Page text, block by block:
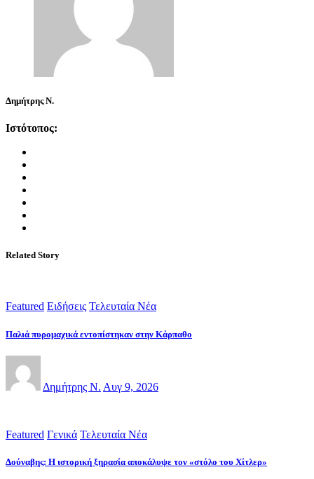
Δημήτρης Ν.
Ιστότοπος:
Related Story
Featured Ειδήσεις Τελευταία Νέα
Παλιά πυρομαχικά εντοπίστηκαν στην Κάρπαθο
Δημήτρης Ν. Αυγ 9, 2026
Featured Γενικά Τελευταία Νέα
Δούναβης: Η ιστορική ξηρασία αποκάλυψε τον «στόλο του Χίτλερ»